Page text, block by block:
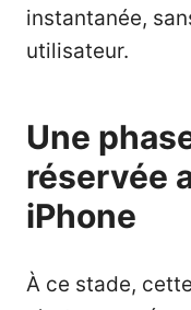
instantanée,
utilisateur.
Une
réservée
iPhone
À ce stade,